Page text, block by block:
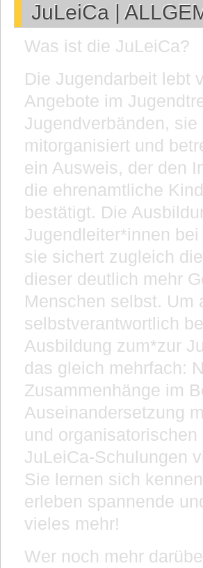
JuLeiCa |
Was ist die JuLeiCa?
Die Jugendarbeit lebt
Angebote im
Jugendverbänden,
mitorganisiert und
ein Ausweis, der den
die ehrenamtliche
bestätigt. Die
Jugendleiter*innen
sie sichert zugleich
dieser deutlich mehr
Menschen selbst. Um
selbstverantwortlich
Ausbildung zum*zur
das gleich mehrfach:
Zusammenhänge im
Auseinandersetzung
und
JuLeiCa-Schulungen
Sie lernen sich
erleben spannende
vieles mehr!
Wer noch mehr